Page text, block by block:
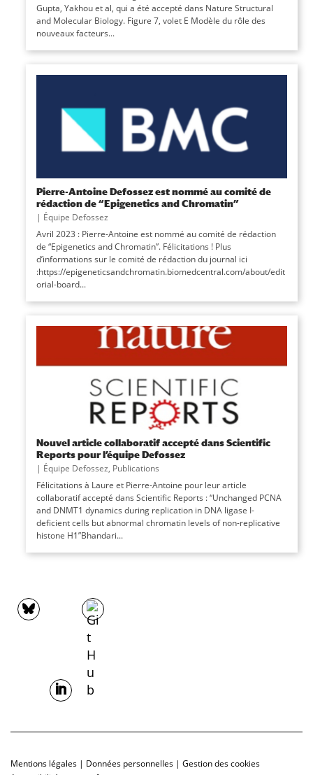
Gupta, Yakhou et al, qui a été accepté dans Nature Structural
and Molecular Biology. Figure 7, volet E Modèle du rôle des
nouveaux facteurs...
Pierre-Antoine Defossez est nommé au comité de
rédaction de “Epigenetics and Chromatin”
| Équipe Defossez
Avril 2023 : Pierre-Antoine est nommé au comité de rédaction
de “Epigenetics and Chromatin”. Félicitations ! Plus
d’informations sur le comité de rédaction du journal ici
:https://epigeneticsandchromatin.biomedcentral.com/about/edit
orial-board...
Nouvel article collaboratif accepté dans Scientific
Reports pour l’équipe Defossez
| Équipe Defossez, Publications
Félicitations à Laure et Pierre-Antoine pour leur article
collaboratif accepté dans Scientific Reports : “Unchanged PCNA
and DNMT1 dynamics during replication in DNA ligase I-
deficient cells but abnormal chromatin levels of non-replicative
histone H1”Bhandari...
Mentions légales | Données personnelles | Gestion des cookies